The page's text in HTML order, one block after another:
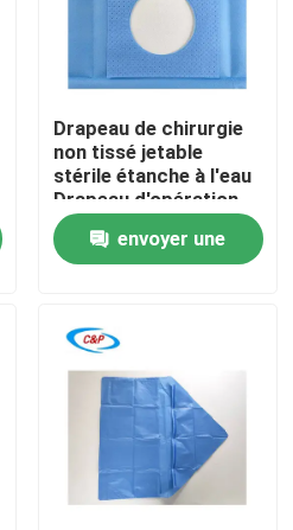
Drapeau de chirurgie
non tissé jetable
stérile étanche à l'eau
Drapeau d'opération
chirurgicale
hospitalierenvoyer une